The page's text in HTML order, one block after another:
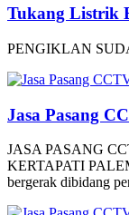
Tukang Listrik
PENGIKLAN
Jasa Pasang
JASA PASANG
KERTAPATI
bergerak dibidang